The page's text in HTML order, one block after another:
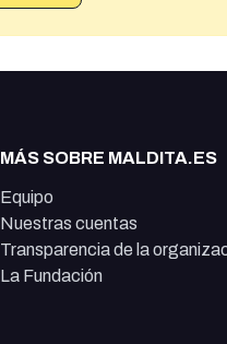
MÁS SOBRE MALDITA.ES
Equipo
Nuestras cuentas
Transparencia de la
La Fundación